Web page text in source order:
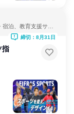
泊、教育支援サー
指
締切：8月31日